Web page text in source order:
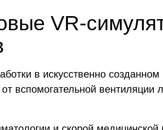
VR-
в искусственно созданном
вспомогательной вентиляции